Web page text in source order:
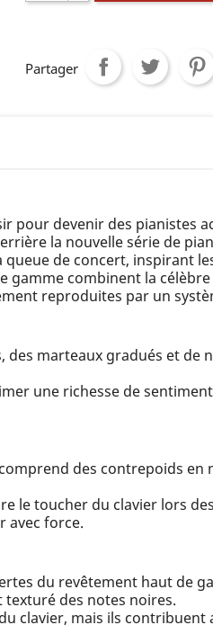
Partager
pour devenir des pianistes
la nouvelle série de
de concert, inspirant
combinent la
reproduites par un
marteaux gradués et de
une richesse de
des contrepoids en
le toucher du clavier lors
avec force.
du revêtement haut de
des notes noires.
clavier, mais ils contribuent